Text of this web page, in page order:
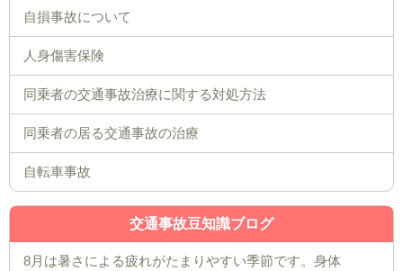
自損事故について
人身傷害保険
同乗者の交通事故治療に関する対処方法
同乗者の居る交通事故の治療
自転車事故
交通事故豆知識ブログ
8月は暑さによる疲れがたまりやすい季節です。身体